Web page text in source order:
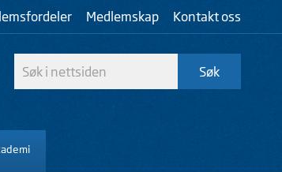
Medlemskap Kontakt oss